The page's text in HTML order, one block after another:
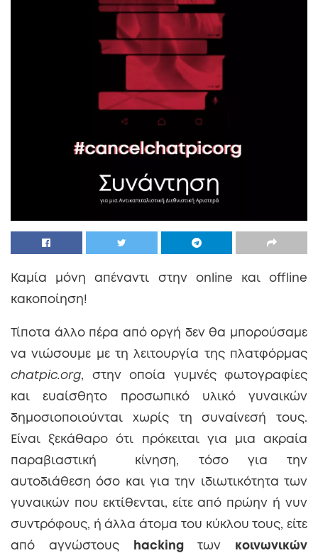
Καμία μόνη απέναντι στην online και offline
κακοποίηση!
Τίποτα άλλο πέρα από οργή δεν θα μπορούσαμε
να νιώσουμε με τη λειτουργία της πλατφόρμας
chatpic.org, στην οποία γυμνές φωτογραφίες
και ευαίσθητο προσωπικό υλικό γυναικών
δημοσιοποιούνται χωρίς τη συναίνεσή τους.
Είναι ξεκάθαρο ότι πρόκειται για μια ακραία
παραβιαστική κίνηση, τόσο για την
αυτοδιάθεση όσο και για την ιδιωτικότητα των
γυναικών που εκτίθενται, είτε από πρώην ή νυν
συντρόφους, ή άλλα άτομα του κύκλου τους, είτε
από αγνώστους
hacking των
κοινωνικών